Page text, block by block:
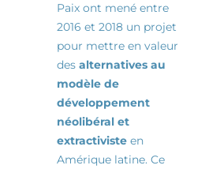
Paix ont mené entre
2016 et 2018 un projet
pour mettre en valeur
des alternatives au
modèle de
développement
néolibéral et
extractiviste en
Amérique latine. Ce